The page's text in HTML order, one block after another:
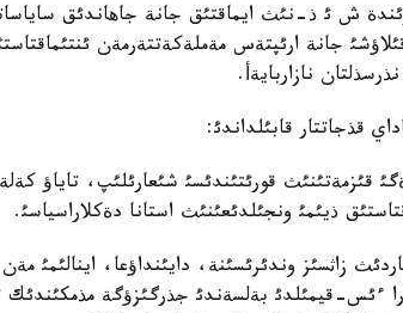
ش ئ ذ-نئث ايماقتئق جانة جاهاندئق
جانة ارئپتةس مةملةكةتتةرمةن
نازاربايةأ.
قذجاتتار قابئلداندئ:
قئزمةتئنئث قورئتئندئسئ شئعارئلئپ، تاياؤ
ذيئمئ ونجئلدئعئنئث استانا دةكلاراسياسئ.
زاثسئز وندئرئسئنة، دايئنداؤعا، اينالئمئ مةن